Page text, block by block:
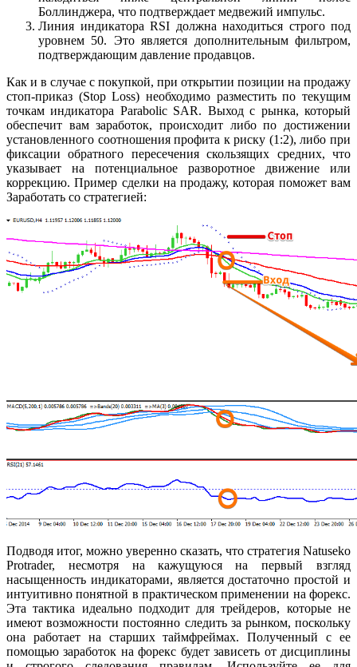
Боллинджера, что подтверждает медвежий импульс.
Линия индикатора RSI должна находиться строго под
уровнем 50. Это является дополнительным фильтром,
подтверждающим давление продавцов.
Как и в случае с покупкой, при открытии позиции на продажу
стоп-приказ (Stop Loss) необходимо разместить по текущим
точкам индикатора Parabolic SAR. Выход с рынка, который
обеспечит вам заработок, происходит либо по достижении
установленного соотношения профита к риску (1:2), либо при
фиксации обратного пересечения скользящих средних, что
указывает на потенциальное разворотное движение или
коррекцию. Пример сделки на продажу, которая поможет вам
Заработать со стратегией:
Подводя итог, можно уверенно сказать, что стратегия Natuseko
Protrader, несмотря на кажущуюся на первый взгляд
насыщенность индикаторами, является достаточно простой и
интуитивно понятной в практическом применении на форекс.
Эта тактика идеально подходит для трейдеров, которые не
имеют возможности постоянно следить за рынком, поскольку
она работает на старших таймфреймах. Полученный с ее
помощью заработок на форекс будет зависеть от дисциплины